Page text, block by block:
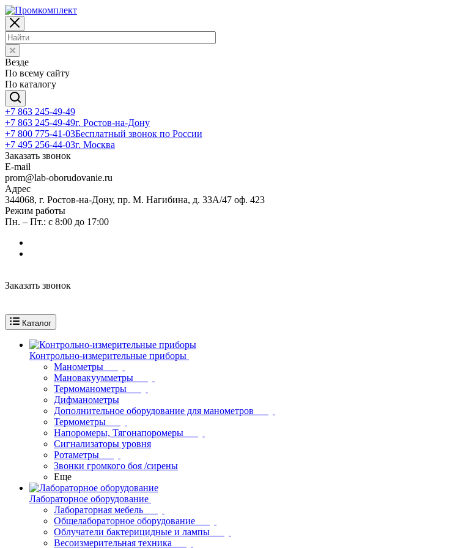
Везде
По всему сайту
По каталогу
+7 863 245-49-49
+7 863 245-49-49г. Ростов-на-Дону
+7 800 775-41-03Бесплатный звонок по России
+7 495 256-44-03г. Москва
Заказать звонок
E-mail
prom@lab-oborudovanie.ru
Адрес
344068, г. Ростов-на-Дону, пр. М. Нагибина, д. 33А/47 оф. 423
Режим работы
Пн. – Пт.: с 8:00 до 17:00
Заказать звонок
Каталог
Контрольно-измерительные приборы
Манометры
Мановакуумметры
Термоманометры
Дифманометры
Дополнительное оборудование для манометров
Термометры
Напоромеры, Тягонапоромеры
Сигнализаторы уровня
Ротаметры
Звонки громкого боя /сирены
Еще
Лабораторное оборудование
Лабораторная мебель
Общелабораторное оборудование
Облучатели бактерицидные и лампы
Весоизмерительная техника